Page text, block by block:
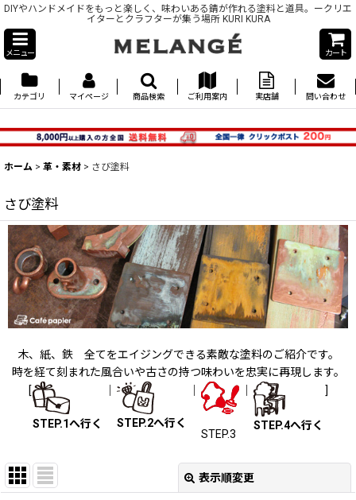
DIYやハンドメイドをもっと楽しく、味わいある錆が作れる塗料と道具。ークリエ
イターとクラフターが集う場所 KURI KURA
メニュー カート
カテゴリ マイページ 商品検索 ご利用案内 実店舗 問い合わせ
ホーム > 革・素材 > さび塗料
さび塗料
木、紙、鉄 全てをエイジングできる素敵な塗料のご紹介です。
時を経て刻まれた風合いや古さの持つ味わいを忠実に再現します。
[
STEP.1へ行く STEP.2へ行く
STEP.3
STEP.4へ行く
]
表示順変更